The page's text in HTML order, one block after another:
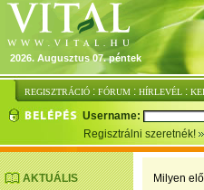
2026. Augusztus 07. péntek
REGISZTRÁCIÓ : FÓRUM : HÍRLEVÉL :
Username:
Regisztrálni szeretnék!
AKTUÁLIS
Milyen